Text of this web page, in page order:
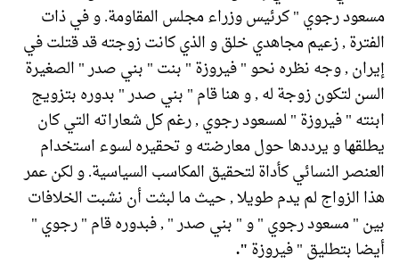
مسعود رجوي " كرئيس وزراء مجلس المقاومة. و في ذات
الفترة , زعيم مجاهدي خلق و الذي كانت زوجته قد قتلت في
إيران , وجه نظره نحو " فيروزة " بنت " بني صدر " الصغيرة
السن لتكون زوجة له , و هنا قام " بني صدر " بدوره بتزويج
ابنته " فيروزة " لمسعود رجوي , رغم كل شعاراته التي كان
يطلقها و يرددها حول معارضته و تحقيره لسوء استخدام
العنصر النسائي كأداة لتحقيق المكاسب السياسية. و لكن عمر
هذا الزواج لم يدم طويلا , حيث ما لبثت أن نشبت الخلافات
بين " مسعود رجوي " و " بني صدر " , فبدوره قام " رجوي "
أيضا بتطليق " فيروزة".